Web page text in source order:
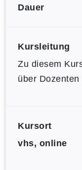
Dauer
Kursleitung
Zu diesem
über Dozenten
Kursort
vhs, online